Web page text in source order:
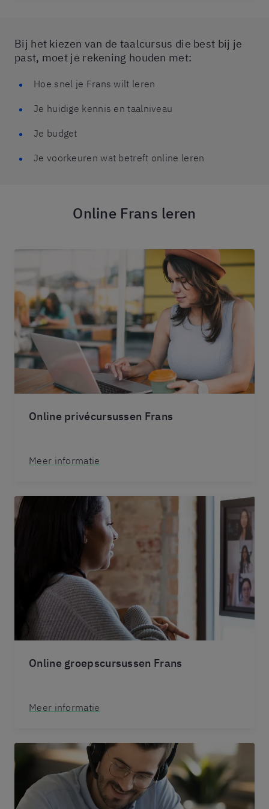
Bij het kiezen van de taalcursus die best bij je
past, moet je rekening houden met:
Hoe snel je Frans wilt leren
Je huidige kennis en taalniveau
Je budget
Je voorkeuren wat betreft online leren
Online Frans leren
Online privécursussen Frans
Meer informatie
Online groepscursussen Frans
Meer informatie